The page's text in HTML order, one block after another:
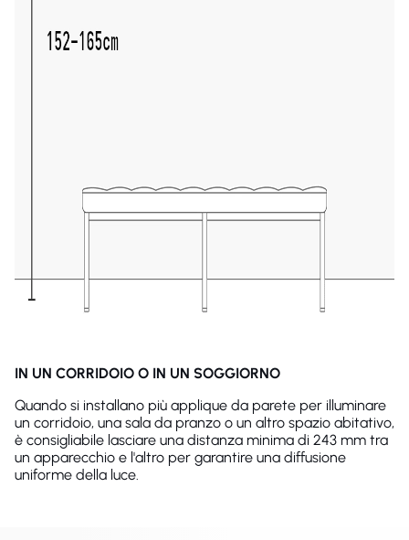
IN UN CORRIDOIO O IN UN SOGGIORNO
Quando si installano più applique da parete per illuminare
un corridoio, una sala da pranzo o un altro spazio abitativo,
è consigliabile lasciare una distanza minima di 243 mm tra
un apparecchio e l'altro per garantire una diffusione
uniforme della luce.